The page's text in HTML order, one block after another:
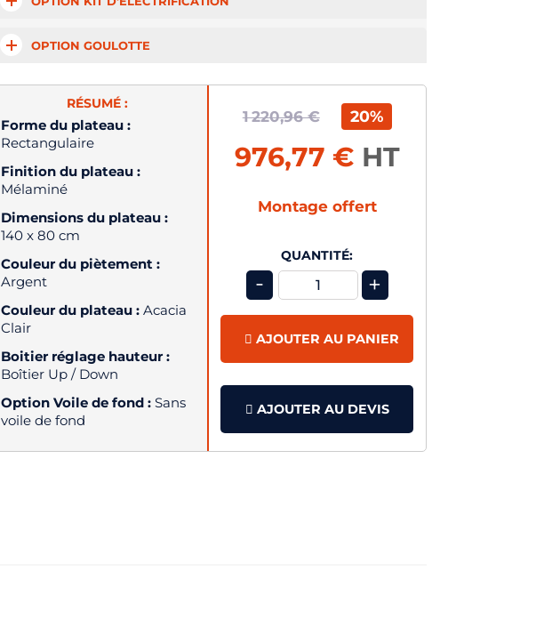
×
OPTION GOULOTTE
RÉSUMÉ :
Forme du plateau :
Rectangulaire
Finition du plateau :
Mélaminé
Dimensions du plateau :
140 x 80 cm
Couleur du piètement :
Argent
Couleur du plateau : Acacia
Clair
Boitier réglage hauteur :
Boîtier Up / Down
Option Voile de fond : Sans
voile de fond
1 220,96 € 20%
976,77 € HT
Montage offert
QUANTITÉ:
- +
AJOUTER AU PANIER
AJOUTER AU DEVIS